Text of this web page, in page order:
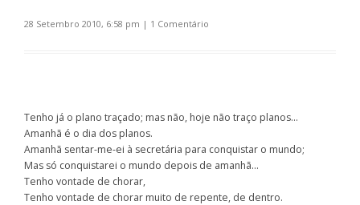
28 Setembro 2010, 6:58 pm | 1 Comentário
Tenho já o plano traçado; mas não, hoje não traço planos…
Amanhã é o dia dos planos.
Amanhã sentar-me-ei à secretária para conquistar o mundo;
Mas só conquistarei o mundo depois de amanhã…
Tenho vontade de chorar,
Tenho vontade de chorar muito de repente, de dentro.